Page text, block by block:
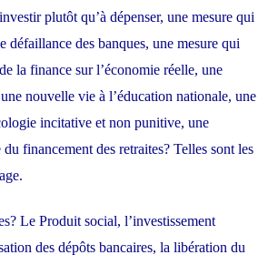
plutôt qu’à dépenser, une mesure qui
défaillance des banques, une mesure qui
la finance sur l’économie réelle, une
nouvelle vie à l’éducation nationale, une
incitative et non punitive, une
financement des retraites? Telles sont les
Le Produit social, l’investissement
des dépôts bancaires, la libération du